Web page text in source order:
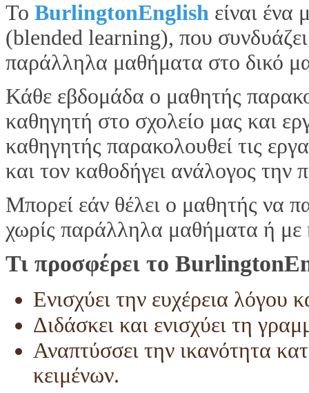
Το BurlingtonEnglish είναι
(blended learning), που
παράλληλα μαθήματα στο δικό
Κάθε εβδομάδα ο μαθητής
καθηγητή στο σχολείο μας και
καθηγητής παρακολουθεί τις
και τον καθοδήγει ανάλογος την
Μπορεί εάν θέλει ο μαθητής να
χωρίς παράλληλα μαθήματα ή με
Τι προσφέρει το
Ενισχύει την ευχέρεια λόγου
Διδάσκει και ενισχύει τη
Αναπτύσσει την ικανότητα
κειμένων.